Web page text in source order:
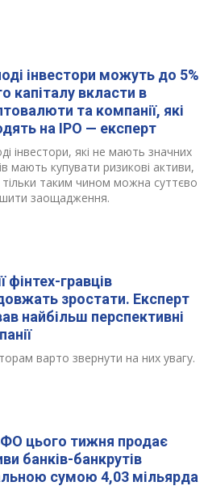
інвестори можуть до 5%
капіталу вкласти в
та компанії, які
на IPO — експерт
інвестори, які не мають значних
мають купувати ризикові активи,
таким чином можна суттєво
заощадження.
фінтех-гравців
зростати. Експерт
найбільш перспективні
варто звернути на них увагу.
цього тижня продає
банків-банкрутів
сумою 4,03 мільярда